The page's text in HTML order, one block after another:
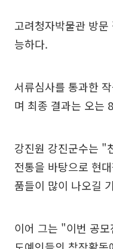
고려청자박물관 방
능하다.
서류심사를 통과한
며 최종 결과는 오는
강진원 강진군수는 "
전통을 바탕으로 현
품들이 많이 나오길
이어 그는 "이번 공